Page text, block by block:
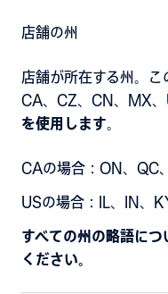
店舗の州
店舗が所在する州。こ
CA、CZ、CN、MX、
を使用します
CAの場合：ON、QC
USの場合：IL、IN、
すべての州の略語に
ください。